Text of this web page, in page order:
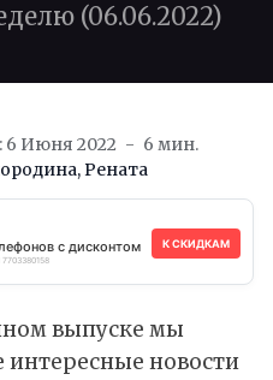
(06.06.2022)
6 Июня 2022
6 мин.
,Рената
с дисконтом К СКИДКАМ
выпуске мы
интересные новости